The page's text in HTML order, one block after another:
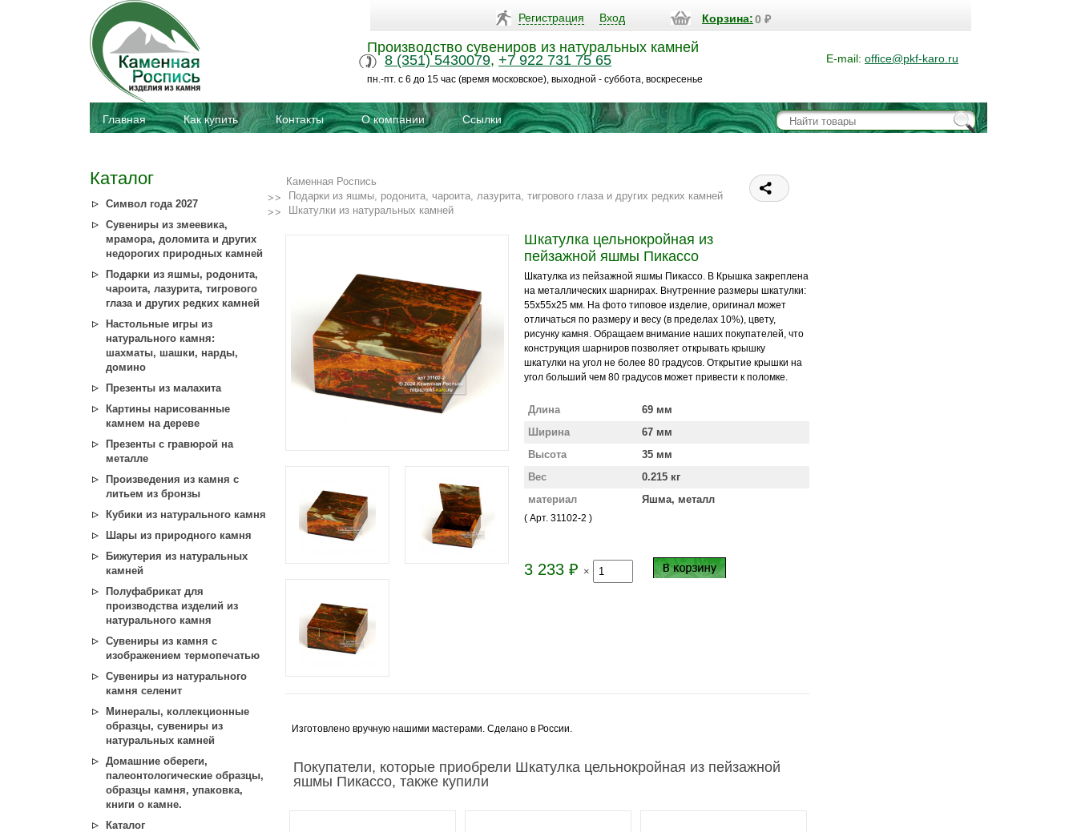
Регистрация Вход Корзина:0 ₽
Производство сувениров из натуральных камней
8 (351) 5430079, +7 922 731 75 65
пн.-пт. с 6 до 15 час (время московское), выходной - суббота, воскресенье
E-mail: office@pkf-karo.ru
Главная Как купить Контакты О компании Ссылки
Каталог
Символ года 2027
Сувениры из змеевика,
мрамора, доломита и других
недорогих природных камней
Подарки из яшмы, родонита,
чароита, лазурита, тигрового
глаза и других редких камней
Настольные игры из
натурального камня:
шахматы, шашки, нарды,
домино
Презенты из малахита
Картины нарисованные
камнем на дереве
Презенты с гравюрой на
металле
Произведения из камня с
литьем из бронзы
Кубики из натурального камня
Шары из природного камня
Бижутерия из натуральных
камней
Полуфабрикат для
производства изделий из
натурального камня
Сувениры из камня с
изображением термопечатью
Сувениры из натурального
камня селенит
Минералы, коллекционные
образцы, сувениры из
натуральных камней
Домашние обереги,
палеонтологические образцы,
образцы камня, упаковка,
книги о камне.
Каталог
Каменная Роспись
Подарки из яшмы, родонита, чароита, лазурита, тигрового глаза и других редких камней
Шкатулки из натуральных камней
Шкатулка цельнокройная из
пейзажной яшмы Пикассо
Шкатулка из пейзажной яшмы Пикассо. В Крышка закреплена
на металлических шарнирах. Внутренние размеры шкатулки:
55х55х25 мм. На фото типовое изделие, оригинал может
отличаться по размеру и весу (в пределах 10%), цвету,
рисунку камня. Обращаем внимание наших покупателей, что
конструкция шарниров позволяет открывать крышку
шкатулки на угол не более 80 градусов. Открытие крышки на
угол больший чем 80 градусов может привести к поломке.
Длина
69 мм
Ширина
67 мм
Высота
35 мм
Вес
0.215 кг
материал
Яшма, металл
( Арт. 31102-2 )
3 233 ₽ ×
Изготовлено вручную нашими мастерами. Сделано в России.
Покупатели, которые приобрели Шкатулка цельнокройная из пейзажной
яшмы Пикассо, также купили